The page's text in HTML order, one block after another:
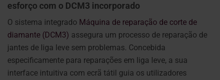
esforço com o DCM3 incorporado
O sistema integrado Máquina de reparação de corte de
diamante (DCM3) assegura um processo de reparação de
jantes de liga leve sem problemas. Concebida
especificamente para reparações em liga leve, a sua
interface intuitiva com ecrã tátil guia os utilizadores